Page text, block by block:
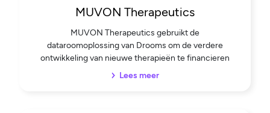
MUVON Therapeutics
MUVON Therapeutics gebruikt de
dataroomoplossing van Drooms om de verdere
ontwikkeling van nieuwe therapieën te financieren
Lees meer